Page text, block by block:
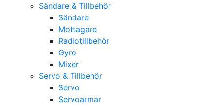
Sändare & Tillbehör
Sändare
Mottagare
Radiotillbehör
Gyro
Mixer
Servo & Tillbehör
Servo
Servoarmar